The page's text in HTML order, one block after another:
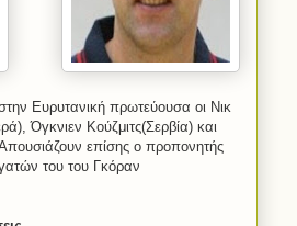
Ευρυτανική πρωτεύουσα οι Νικ
Όγκνιεν Κούζμιτς(Σερβία) και
επίσης ο προπονητής
του του Γκόραν